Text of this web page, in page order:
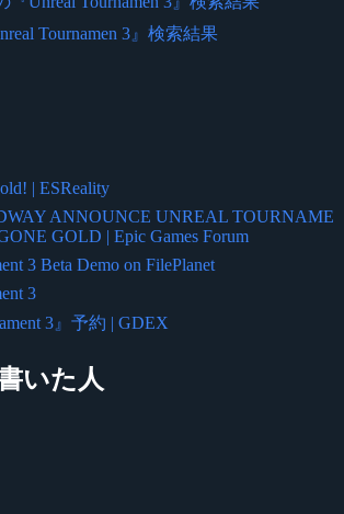
Tournamen 3』検索結果
| ESReality
ANNOUNCE UNREAL TOURNAME
GOLD | Epic Games Forum
3 Beta Demo on FilePlanet
3
3』予約 | GDEX
いた人